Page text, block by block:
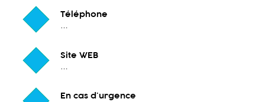
Téléphone
…
Site WEB
En cas d'urgence